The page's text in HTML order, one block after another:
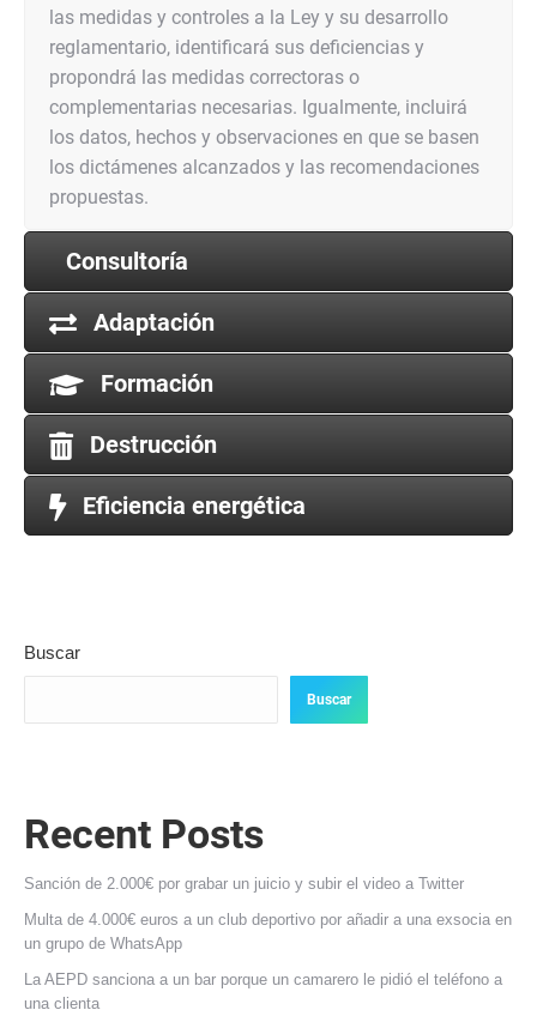
las medidas y controles a la Ley y su desarrollo
reglamentario, identificará sus deficiencias y
propondrá las medidas correctoras o
complementarias necesarias. Igualmente, incluirá
los datos, hechos y observaciones en que se basen
los dictámenes alcanzados y las recomendaciones
propuestas.
Consultoría
Adaptación
Formación
Destrucción
Eficiencia energética
Buscar
Buscar
Recent Posts
Sanción de 2.000€ por grabar un juicio y subir el video a Twitter
Multa de 4.000€ euros a un club deportivo por añadir a una exsocia en
un grupo de WhatsApp
La AEPD sanciona a un bar porque un camarero le pidió el teléfono a
una clienta